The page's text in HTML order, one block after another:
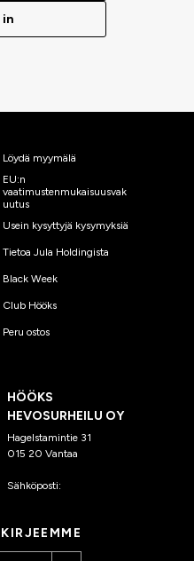
in
Löydä myymälä
EU:n
vaatimustenmukaisuusvak
uutus
Usein kysyttyjä kysymyksiä
Tietoa Jula Holdingista
Black Week
Club Hööks
Peru ostos
HÖÖKS
HEVOSURHEILU OY
Hagelstamintie 31
015 20 Vantaa
Sähköposti: